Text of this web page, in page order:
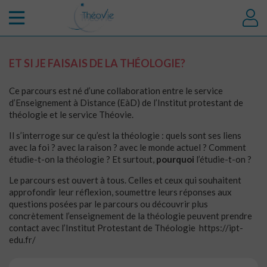
ET SI JE FAISAIS DE LA THÉOLOGIE?
Ce parcours est né d’une collaboration entre le service
d’Enseignement à Distance (EàD) de l’Institut protestant de
théologie et le service Théovie.
Il s’interroge sur ce qu’est la théologie : quels sont ses liens
avec la foi ? avec la raison ? avec le monde actuel ? Comment
étudie-t-on la théologie ? Et surtout, pourquoi l’étudie-t-on ?
Le parcours est ouvert à tous. Celles et ceux qui souhaitent
approfondir leur réflexion, soumettre leurs réponses aux
questions posées par le parcours ou découvrir plus
concrètement l’enseignement de la théologie peuvent prendre
contact avec l’Institut Protestant de Théologie https://ipt-
edu.fr/